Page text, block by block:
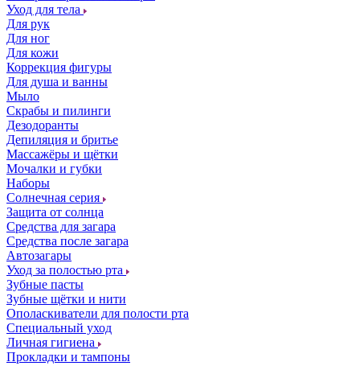
Уход для тела
Для рук
Для ног
Для кожи
Коррекция фигуры
Для душа и ванны
Мыло
Скрабы и пилинги
Дезодоранты
Депиляция и бритье
Массажёры и щётки
Мочалки и губки
Наборы
Солнечная серия
Защита от солнца
Средства для загара
Средства после загара
Автозагары
Уход за полостью рта
Зубные пасты
Зубные щётки и нити
Ополаскиватели для полости рта
Специальный уход
Личная гигиена
Прокладки и тампоны